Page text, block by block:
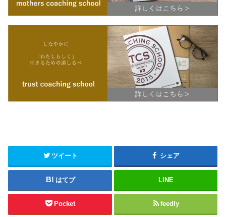
ツイート シェア
はてブ LINE
Pocket feedly